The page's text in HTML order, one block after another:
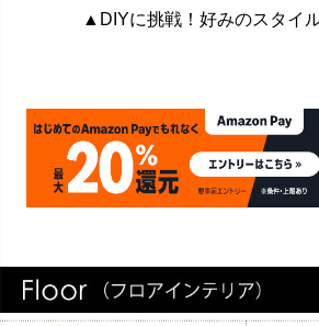
▲DIYに挑戦！好みのスタイ